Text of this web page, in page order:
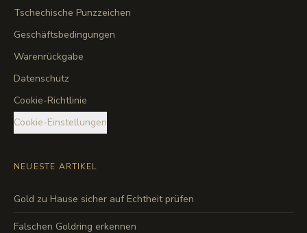
Tschechische Punzzeichen
Geschäftsbedingungen
Warenrückgabe
Datenschutz
Cookie-Richtlinie
Cookie-Einstellungen
NEUESTE ARTIKEL
Gold zu Hause sicher auf Echtheit prüfen
Falschen Goldring erkennen